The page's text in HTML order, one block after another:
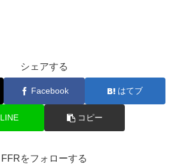
シェアする
Facebook はてブ
LINE コピー
FFRをフォローする